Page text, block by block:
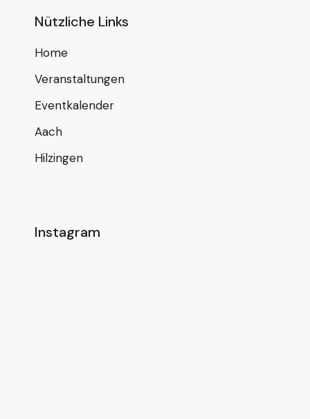
Nützliche Links
Home
Veranstaltungen
Eventkalender
Aach
Hilzingen
Instagram